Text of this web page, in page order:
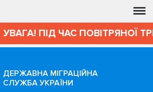
УВАГА! ПІД ЧАС ПОВІТРЯНОЇ
ДЕРЖАВНА МІГРАЦІЙНА
СЛУЖБА УКРАЇНИ